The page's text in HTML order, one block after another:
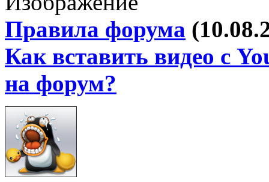
Правила форума
Как вставить видео с
на форум?